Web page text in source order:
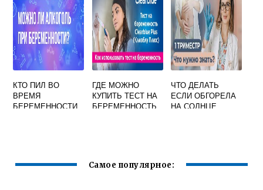
КТО ПИЛ ВО
ВРЕМЯ
БЕРЕМЕННОСТИ
ГДЕ МОЖНО
КУПИТЬ ТЕСТ НА
БЕРЕМЕННОСТЬ
ЧТО ДЕЛАТЬ
ЕСЛИ ОБГОРЕЛА
НА СОЛНЦЕ
Самое популярное: